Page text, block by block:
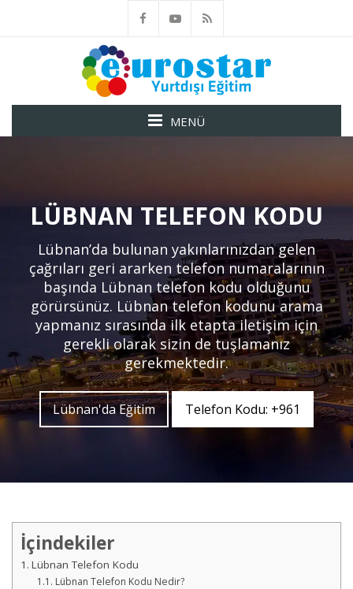
MENÜ
LÜBNAN TELEFON KODU
Lübnan’da bulunan yakınlarınızdan gelen
çağrıları geri ararken telefon numaralarının
başında Lübnan telefon kodu olduğunu
görürsünüz. Lübnan telefon kodunu arama
yapmanız sırasında ilk etapta iletişim için
gerekli olarak sizin de tuşlamanız
gerekmektedir.
Lübnan'da Eğitim Telefon Kodu: +961
İçindekiler
Lübnan Telefon Kodu
Lübnan Telefon Kodu Nedir?